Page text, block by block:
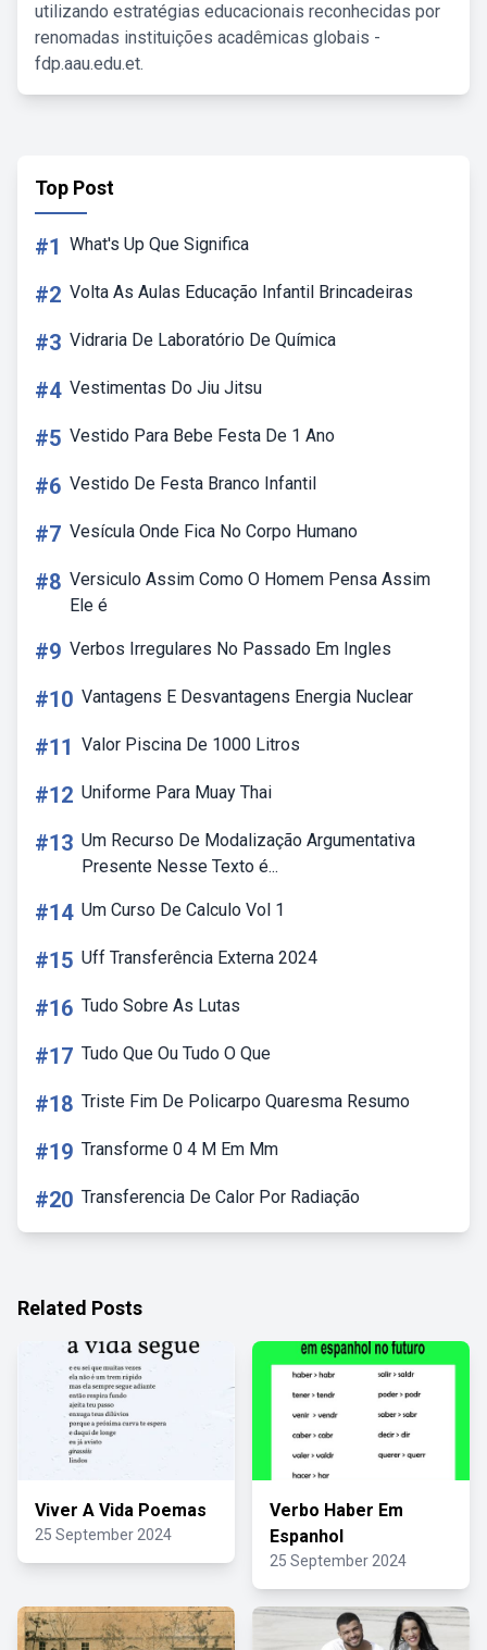
utilizando estratégias educacionais reconhecidas por
renomadas instituições acadêmicas globais -
fdp.aau.edu.et.
Top Post
#1 What's Up Que Significa
#2 Volta As Aulas Educação Infantil Brincadeiras
#3 Vidraria De Laboratório De Química
#4 Vestimentas Do Jiu Jitsu
#5 Vestido Para Bebe Festa De 1 Ano
#6 Vestido De Festa Branco Infantil
#7 Vesícula Onde Fica No Corpo Humano
#8 Versiculo Assim Como O Homem Pensa Assim
Ele é
#9 Verbos Irregulares No Passado Em Ingles
#10 Vantagens E Desvantagens Energia Nuclear
#11 Valor Piscina De 1000 Litros
#12 Uniforme Para Muay Thai
#13 Um Recurso De Modalização Argumentativa
Presente Nesse Texto é...
#14 Um Curso De Calculo Vol 1
#15 Uff Transferência Externa 2024
#16 Tudo Sobre As Lutas
#17 Tudo Que Ou Tudo O Que
#18 Triste Fim De Policarpo Quaresma Resumo
#19 Transforme 0 4 M Em Mm
#20 Transferencia De Calor Por Radiação
Related Posts
Viver A Vida Poemas
25 September 2024
Verbo Haber Em
Espanhol
25 September 2024